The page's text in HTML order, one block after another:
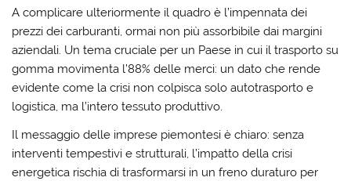
A complicare ulteriormente il quadro è l’impennata dei
prezzi dei carburanti, ormai non più assorbibile dai margini
aziendali. Un tema cruciale per un Paese in cui il trasporto su
gomma movimenta l’88% delle merci: un dato che rende
evidente come la crisi non colpisca solo autotrasporto e
logistica, ma l’intero tessuto produttivo.
Il messaggio delle imprese piemontesi è chiaro: senza
interventi tempestivi e strutturali, l’impatto della crisi
energetica rischia di trasformarsi in un freno duraturo per